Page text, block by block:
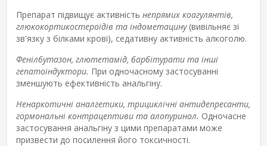
Препарат підвищує активність непрямих коагулянтів,
глюкокортикостероїдів та індометацину(вивільняє зі
зв'язку з білками крові), седативну активність алкоголю.
Фенілбутазон, глютетамід, барбітурати та інші
гепатоіндуктори. При одночасному застосуванні
зменшують ефективність анальгіну.
Ненаркотичні аналгетики, трициклічні антидепресанти,
гормональні контрацептиви та алопуринол. Одночасне
застосування анальгіну з цими препаратами може
призвести до посилення його токсичності.